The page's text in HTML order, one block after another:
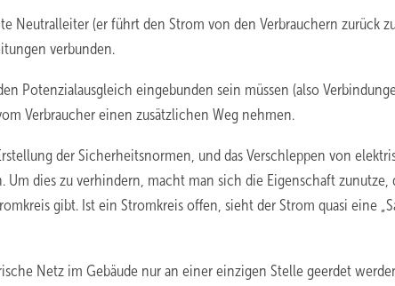
Neutralleiter (er führt den Strom von den Verbrauchern zurück
verbunden.
Potenzialausgleich eingebunden sein müssen (also
Verbraucher einen zusätzlichen Weg nehmen.
der Sicherheitsnormen, und das Verschleppen von
dies zu verhindern, macht man sich die Eigenschaft zunutze,
gibt. Ist ein Stromkreis offen, sieht der Strom quasi eine
Netz im Gebäude nur an einer einzigen Stelle geerdet